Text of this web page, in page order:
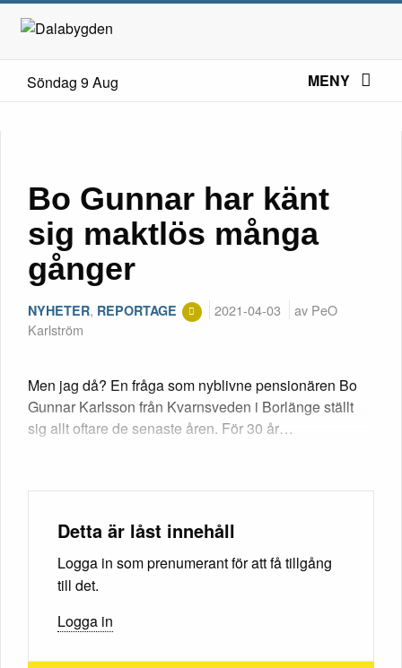
Söndag 9 Aug MENY
Bo Gunnar har känt
sig maktlös många
gånger
NYHETER, REPORTAGE 2021-04-03
av PeO
Karlström
Men jag då? En fråga som nyblivne pensionären Bo
Gunnar Karlsson från Kvarnsveden i Borlänge ställt
sig allt oftare de senaste åren. För 30 år…
Detta är låst innehåll
Logga in som prenumerant för att få tillgång
till det.
Logga in